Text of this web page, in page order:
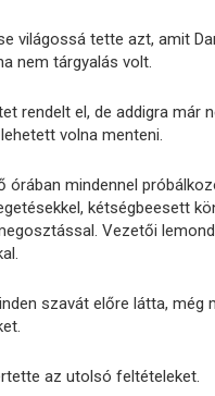
világossá tette azt, amit
nem tárgyalás volt.
rendelt el, de addigra már
volna menteni.
órában mindennel
kétségbeesett
Vezetői
szavát előre látta, még
az utolsó feltételeket.